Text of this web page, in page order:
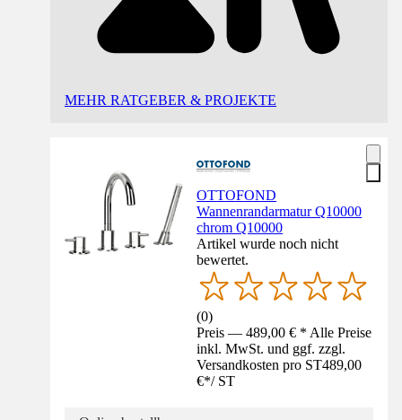
MEHR RATGEBER & PROJEKTE
OTTOFOND
Wannenrandarmatur Q10000
chrom Q10000
Artikel wurde noch nicht
bewertet.
(0)
Preis — 489,00 € * Alle Preise
inkl. MwSt. und ggf. zzgl.
Versandkosten pro ST489,00
€*/ ST